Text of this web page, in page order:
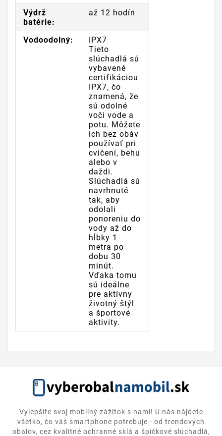
Výdrž
batérie:
až 12 hodín
Vodoodolný:
IPX7
Tieto
slúchadlá sú
vybavené
certifikáciou
IPX7, čo
znamená, že
sú odolné
voči vode a
potu. Môžete
ich bez obáv
používať pri
cvičení, behu
alebo v
daždi.
Slúchadlá sú
navrhnuté
tak, aby
odolali
ponoreniu do
vody až do
hĺbky 1
metra po
dobu 30
minút.
Vďaka tomu
sú ideálne
pre aktívny
životný štýl
a športové
aktivity.
Vylepšite svoj mobilný zážitok s nami! U nás nájdete
všetko, čo váš smartphone potrebuje - od trendových
obalov, cez kvalitné ochranné sklá a špičkové slúchadlá,